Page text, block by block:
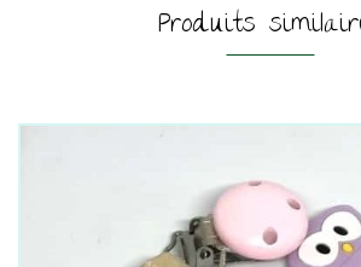
Produits